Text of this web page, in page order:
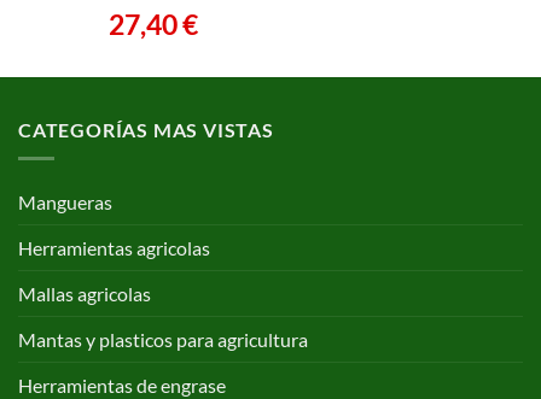
27,40€
CATEGORÍAS MAS VISTAS
Mangueras
Herramientas agricolas
Mallas agricolas
Mantas y plasticos para agricultura
Herramientas de engrase